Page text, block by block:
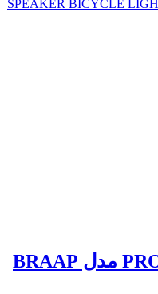
SPEAKER BICYCLE
شلوارک مردانه PROPHEUS مدل BRAAP